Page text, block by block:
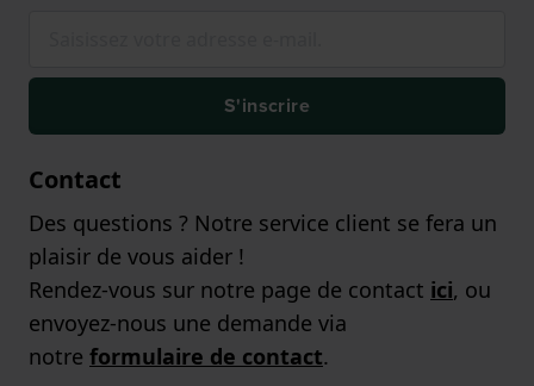
S'inscrire
Contact
Des questions ? Notre service client se fera un
plaisir de vous aider !
Rendez-vous sur notre page de contact ici, ou
envoyez-nous une demande via
notre formulaire de contact.